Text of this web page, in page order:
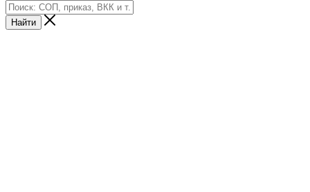
Найти